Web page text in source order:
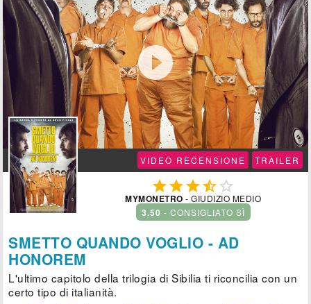

VIDEO RECENSIONE TRAILER
 
MYMONETRO - GIUDIZIO MEDIO
3.50 - CONSIGLIATO SÌ
SMETTO QUANDO VOGLIO - AD
HONOREM
L'ultimo capitolo della trilogia di Sibilia ti riconcilia con un
certo tipo di italianità.